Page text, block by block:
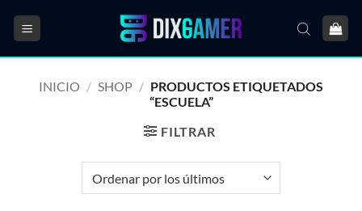
INICIO / SHOP / PRODUCTOS ETIQUETADOS
“ESCUELA”
FILTRAR